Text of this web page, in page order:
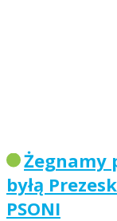
Żegnamy
byłą
PSONI